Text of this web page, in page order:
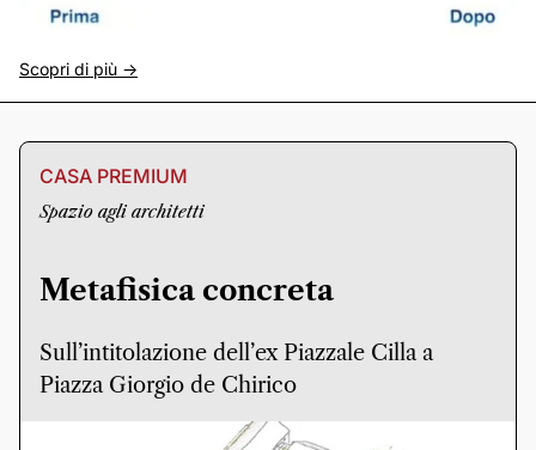
Scopri di più ->
CASA PREMIUM
Spazio agli architetti
Metafisica concreta
Sull’intitolazione dell’ex Piazzale Cilla a
Piazza Giorgio de Chirico